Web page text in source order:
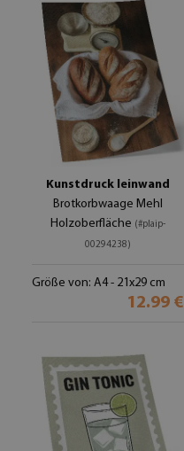
Kunstdruck leinwand
Brotkorbwaage Mehl
Holzoberfläche (#plaip-
00294238)
Größe von: A4 - 21x29 cm
12.99 €